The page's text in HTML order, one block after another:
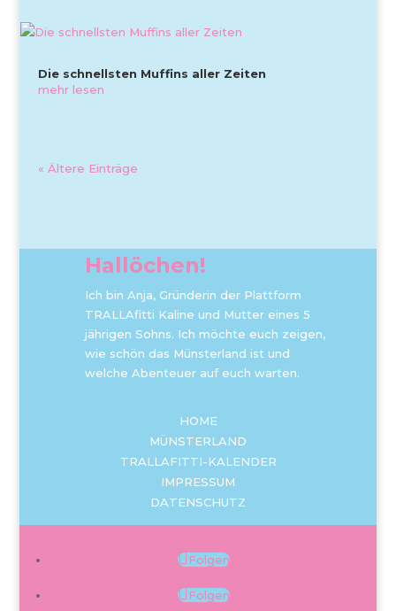
Die schnellsten Muffins aller Zeiten
mehr lesen
« Ältere Einträge
Hallöchen!
Ich bin Anja, Gründerin der Plattform
TRALLAfitti Kaline und Mutter eines 5
jährigen Sohns. Ich möchte euch zeigen,
wie schön das Münsterland ist und
welche Abenteuer auf euch warten.
HOME
MÜNSTERLAND
TRALLAFITTI-KALENDER
IMPRESSUM
DATENSCHUTZ
Folgen
Folgen